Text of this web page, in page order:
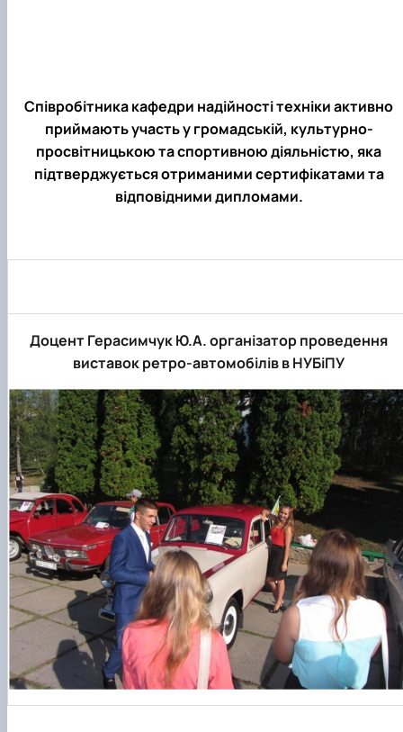
Співробітника кафедри надійності техніки активно
приймають участь у громадській, культурно-
просвітницькою та спортивною діяльністю, яка
підтверджується отриманими сертифікатами та
відповідними дипломами.
Доцент Герасимчук Ю.А. організатор проведення
виставок ретро-автомобілів в НУБіПУ